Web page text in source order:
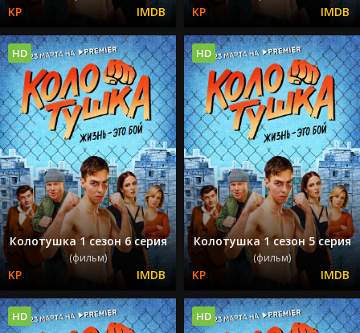
Колотушка 1 сезон 6 серия
(фильм)
HD
Колотушка 1 сезон 5 серия
(фильм)
HD
HD HD